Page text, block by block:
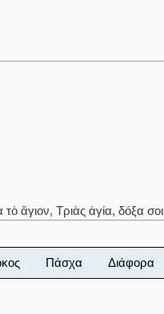
ἅγιον, Τριὰς ἁγία, δόξα σοι
Πάσχα Διάφορα